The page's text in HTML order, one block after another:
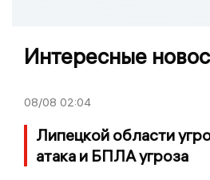
Интересные
08/08 02:04
Липецкой области
атака и БПЛА угроза